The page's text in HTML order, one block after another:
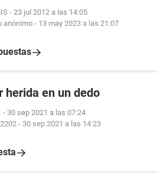
- 23 jul 2012 a las 14:05
anónimo - 13 may 2023 a las 21:07
herida en un dedo
- 30 sep 2021 a las 07:24
- 30 sep 2021 a las 14:23